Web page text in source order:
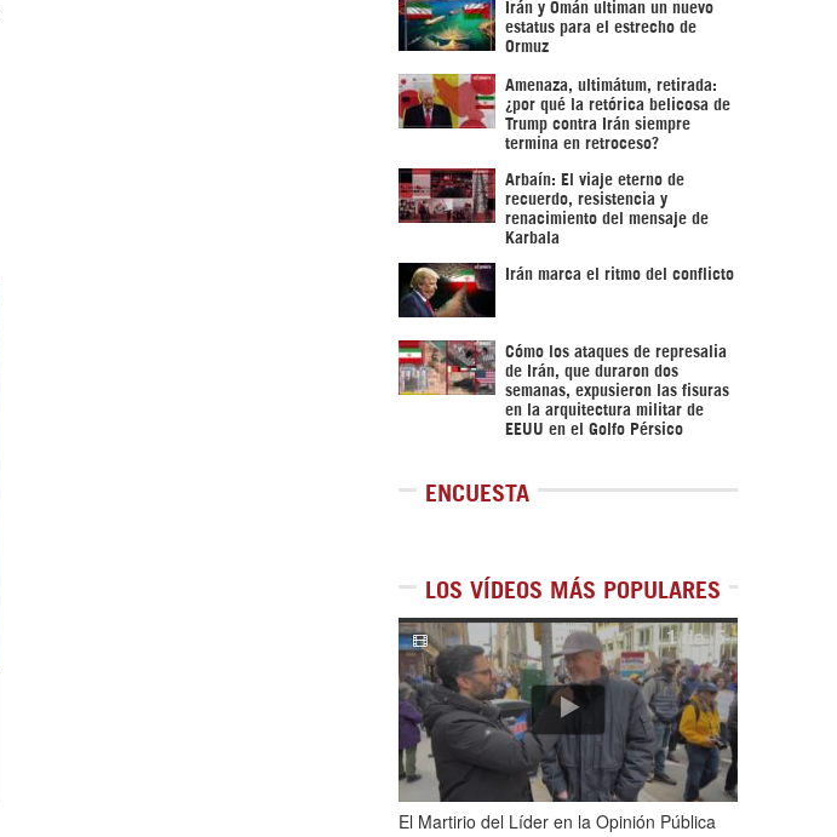
Irán y Omán ultiman un nuevo
estatus para el estrecho de
Ormuz
Amenaza, ultimátum, retirada:
¿por qué la retórica belicosa de
Trump contra Irán siempre
termina en retroceso?
Arbaín: El viaje eterno de
recuerdo, resistencia y
renacimiento del mensaje de
Karbala
Irán marca el ritmo del conflicto
Cómo los ataques de represalia
de Irán, que duraron dos
semanas, expusieron las fisuras
en la arquitectura militar de
EEUU en el Golfo Pérsico
ENCUESTA
LOS VÍDEOS MÁS POPULARES
1de5
El Martirio del Líder en la Opinión Pública